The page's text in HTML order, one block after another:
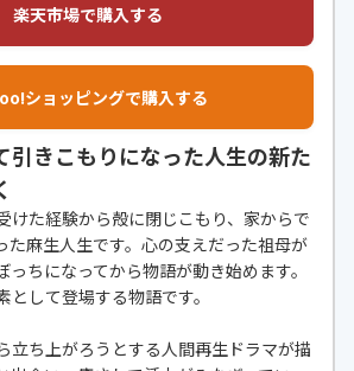
楽天市場で購入する
ショッピングで購入する
引きこもりになった人生の新た
けた経験から殻に閉じこもり、家からで
た麻生人生です。心の支えだった祖母が
ちになってから物語が動き始めます。
して登場する物語です。
立ち上がろうとする人間再生ドラマが描